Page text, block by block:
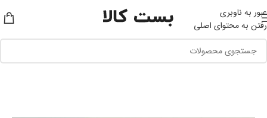
عبور به ناوبری
رفتن به محتوای اصلی